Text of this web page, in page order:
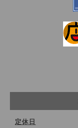
定休日